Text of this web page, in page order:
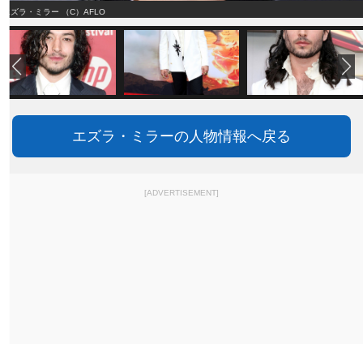
エズラ・ミラー （C）AFLO
エズラ・ミラーの人物情報へ戻る
[ADVERTISEMENT]